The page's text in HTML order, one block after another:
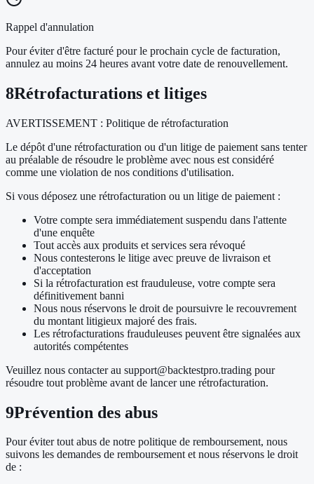
Rappel d'annulation
Pour éviter d'être facturé pour le prochain cycle de facturation,
annulez au moins 24 heures avant votre date de renouvellement.
8Rétrofacturations et litiges
AVERTISSEMENT : Politique de rétrofacturation
Le dépôt d'une rétrofacturation ou d'un litige de paiement sans tenter
au préalable de résoudre le problème avec nous est considéré
comme une violation de nos conditions d'utilisation.
Si vous déposez une rétrofacturation ou un litige de paiement :
Votre compte sera immédiatement suspendu dans l'attente
d'une enquête
Tout accès aux produits et services sera révoqué
Nous contesterons le litige avec preuve de livraison et
d'acceptation
Si la rétrofacturation est frauduleuse, votre compte sera
définitivement banni
Nous nous réservons le droit de poursuivre le recouvrement
du montant litigieux majoré des frais.
Les rétrofacturations frauduleuses peuvent être signalées aux
autorités compétentes
Veuillez nous contacter au support@backtestpro.trading pour
résoudre tout problème avant de lancer une rétrofacturation.
9Prévention des abus
Pour éviter tout abus de notre politique de remboursement, nous
suivons les demandes de remboursement et nous réservons le droit
de :